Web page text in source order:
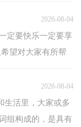
2026-08-04
定要快乐一定要享
望对大家有所帮
2026-08-04
生活里，大家或多
组构成的，是具有